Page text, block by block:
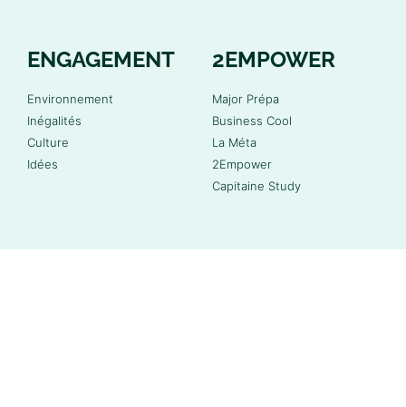
ENGAGEMENT
Environnement
Inégalités
Culture
Idées
2EMPOWER
Major Prépa
Business Cool
La Méta
2Empower
Capitaine Study